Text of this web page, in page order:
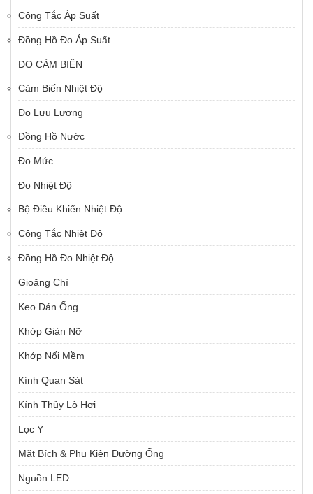
Công Tắc Áp Suất
Đồng Hồ Đo Áp Suất
ĐO CẢM BIẾN
Cảm Biến Nhiệt Độ
Đo Lưu Lượng
Đồng Hồ Nước
Đo Mức
Đo Nhiệt Độ
Bộ Điều Khiển Nhiệt Độ
Công Tắc Nhiệt Độ
Đồng Hồ Đo Nhiệt Độ
Gioăng Chì
Keo Dán Ống
Khớp Giản Nỡ
Khớp Nối Mềm
Kính Quan Sát
Kính Thủy Lò Hơi
Lọc Y
Mặt Bích & Phụ Kiện Đường Ống
Nguồn LED